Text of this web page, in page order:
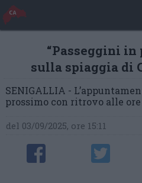
“Passeggini in
sulla spiaggia di
SENIGALLIA -
prossimo con ritrovo alle ore
del 03/09/2025, ore 15:11